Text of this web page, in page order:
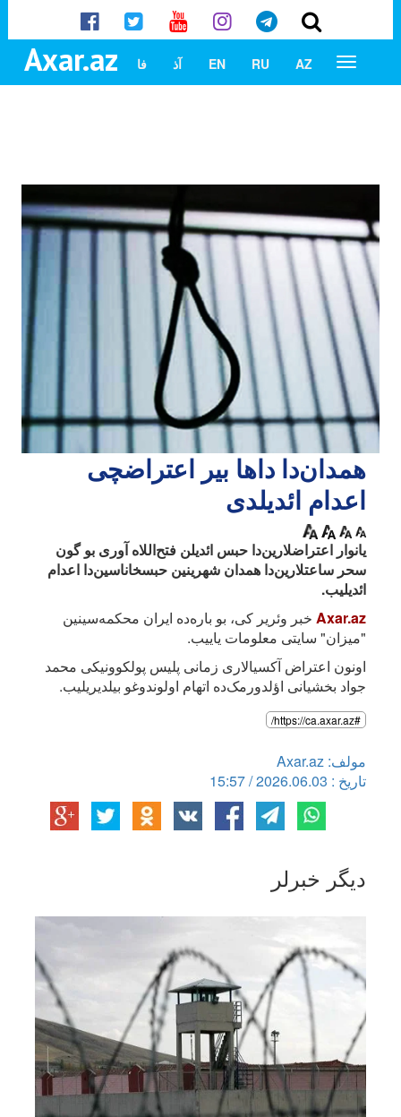
Axar.az AZ
RU
EN آذ فا
همدان‌دا داها بیر اعتراضچی
اعدام ائدیلدی
یانوار اعتراضلارین‌دا حبس ائدیلن فتح‌اللاه آوری بو گون
سحر ساعتلارین‌دا همدان شهرینین حبسخاناسین‌دا اعدام
ائدیلیب.
Axar.az خبر وئریر کی، بو باره‌ده ایران محکمه‌سینین
"میزان" سایتی معلومات یاییب.
اونون اعتراض آکسیالاری زمانی پلیس پولکوونیکی محمد
جواد بخشیانی اؤلدورمک‌ده اتهام اولوندوغو بیلدیریلیب.
#https://ca.axar.az/
مولف: Axar.az
تاریخ : 2026.06.03 / 15:57
دیگر خبرلر